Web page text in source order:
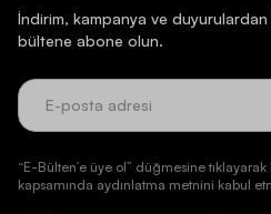
İndirim, kampanya ve
bültene abone olun.
“E-Bülten’e üye ol” düğmesine
kapsamında aydınlatma metnini kabul